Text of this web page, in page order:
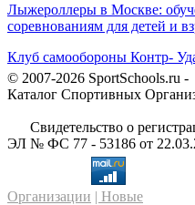
Лыжероллеры в Москве:
соревнованиям для детей и
Клуб самообороны Контр-
© 2007-2026 SportSchools.ru -
Каталог Спортивных
Свидетельство о
ЭЛ № ФС 77 - 53186 от
Организации | Новые